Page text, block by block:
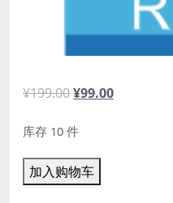
¥199.00原
为：
¥199.00。
¥99.00当
库存 10 件
【15】
Revit
加入购物车